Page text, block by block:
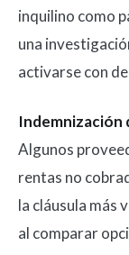
inquilino como
una
activarse con
Indemnización
Algunos
rentas no
la cláusula más
al comparar